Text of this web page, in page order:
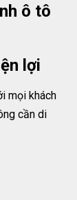
ô tô
lợi
mọi khách
cần di